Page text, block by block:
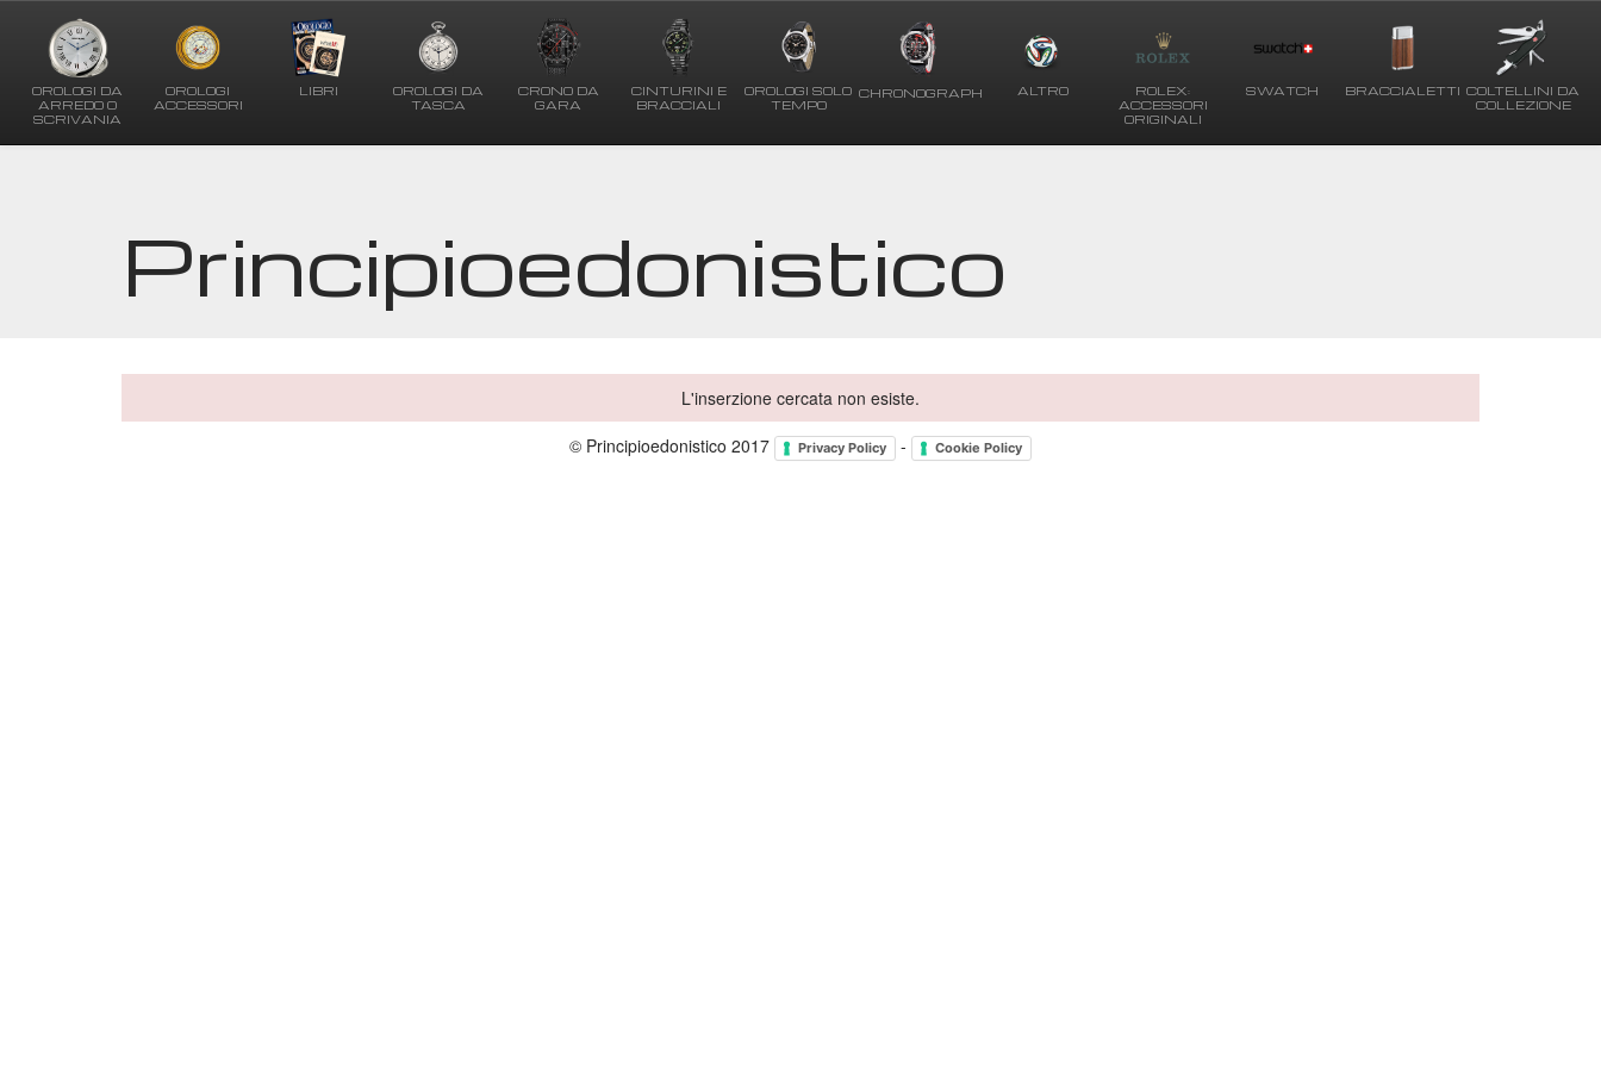
OROLOGI DA
ARREDO O
SCRIVANIA
OROLOGI
ACCESSORI
LIBRI
OROLOGI DA
TASCA
CRONO DA
GARA
CINTURINI E
BRACCIALI
OROLOGI SOLO
TEMPO
CHRONOGRAPH ALTRO
ROLEX:
ACCESSORI
ORIGINALI
SWATCH BRACCIALETTI COLTELLINI DA
COLLEZIONE
Principioedonistico
L'inserzione cercata non esiste.
© Principioedonistico 2017
Privacy Policy - Cookie Policy